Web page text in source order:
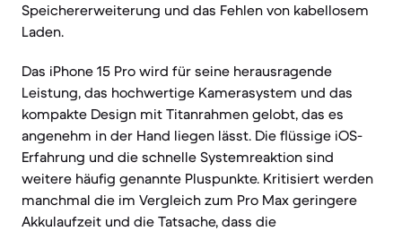
Speichererweiterung und das Fehlen von kabellosem
Laden.
Das iPhone 15 Pro wird für seine herausragende
Leistung, das hochwertige Kamerasystem und das
kompakte Design mit Titanrahmen gelobt, das es
angenehm in der Hand liegen lässt. Die flüssige iOS-
Erfahrung und die schnelle Systemreaktion sind
weitere häufig genannte Pluspunkte. Kritisiert werden
manchmal die im Vergleich zum Pro Max geringere
Akkulaufzeit und die Tatsache, dass die